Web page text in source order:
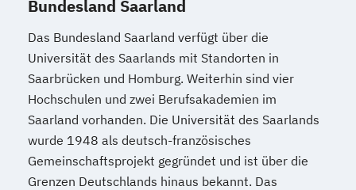
Bundesland Saarland
Das Bundesland Saarland verfügt über die
Universität des Saarlands mit Standorten in
Saarbrücken und Homburg. Weiterhin sind vier
Hochschulen und zwei Berufsakademien im
Saarland vorhanden. Die Universität des Saarlands
wurde 1948 als deutsch-französisches
Gemeinschaftsprojekt gegründet und ist über die
Grenzen Deutschlands hinaus bekannt. Das